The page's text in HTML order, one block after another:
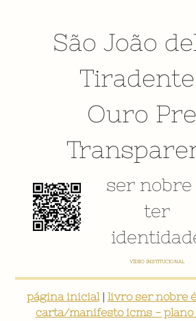
São João
Ouro
ser nobre
ter
VÍDEO INSTITUCIONAL
página inicial| livro ser nobre
carta/manifesto icms -